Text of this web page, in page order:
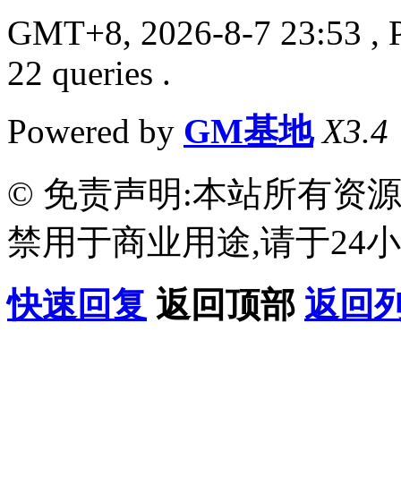
GMT+8, 2026-8-7 23:53 ,
22 queries .
Powered by GM基地 X3.4
© 免责声明:本站所有资
禁用于商业用途,请于24
快速回复 返回顶部 返回